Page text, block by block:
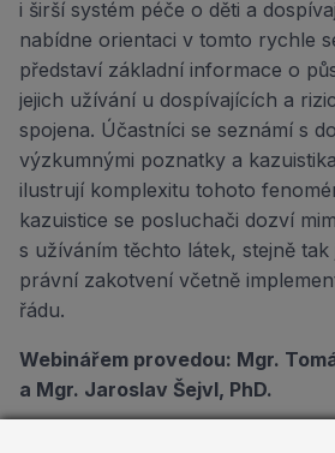
i širší systém péče o děti a
nabídne orientaci v tomto rychle
představí základní informace o
jejich užívání u dospívajících a
spojena. Účastníci se seznámí s
výzkumnými poznatky a
ilustrují komplexitu tohoto
kazuistice se posluchači dozví
s užíváním těchto látek, stejně tak
právní zakotvení včetně
řádu.
Webinářem provedou: Mgr.
a Mgr. Jaroslav Šejvl, PhD.